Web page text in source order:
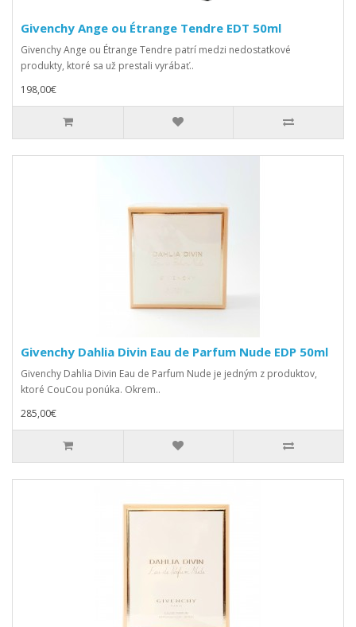
Givenchy Ange ou Étrange Tendre EDT 50ml
Givenchy Ange ou Étrange Tendre patrí medzi nedostatkové
produkty, ktoré sa už prestali vyrábať..
198,00€
Givenchy Dahlia Divin Eau de Parfum Nude EDP 50ml
Givenchy Dahlia Divin Eau de Parfum Nude je jedným z produktov,
ktoré CouCou ponúka. Okrem..
285,00€